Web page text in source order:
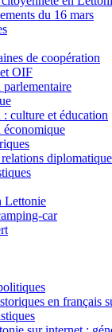
du 16 mars
de coopération
OIF
culture et éducation
économique
Lettonie
car
en français